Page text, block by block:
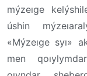
mýzeıge
úshin
«Mýzeıge syı»
men